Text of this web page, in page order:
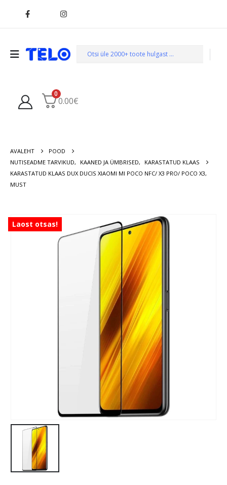
0
0.00€
AVALEHT
POOD
NUTISEADME TARVIKUD, KAANED JA ÜMBRISED,
KARASTATUD KLAAS
KARASTATUD KLAAS DUX DUCIS XIAOMI MI POCO NFC/ X3 PRO/ POCO X3,
MUST
Laost otsas!